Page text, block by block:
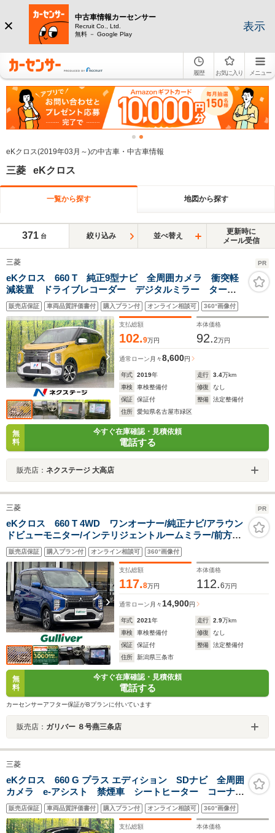
中古車情報カーセンサー
Recruit Co., Ltd.
無料 － Google Play
表示
履歴 お気に入り メニュー
eKクロス(2019年03月～)の中古車・中古車情報
三菱 eKクロス
一覧から探す 地図から探す
371 台 絞り込み 並べ替え
更新時に
メール受信
三菱 PR
eKクロス 660 T 純正9型ナビ 全周囲カメラ 衝突軽
減装置 ドライブレコーダー デジタルミラー ター
ボ LEDヘッドライト オートエアコン スマートキ
ー Bluetooth再生 フルセグ
販売店保証 車両品質評価書付 購入プラン付 オンライン相談可 360°画像付
支払総額
102.9万円
本体価格
92.2万円
通常ローン 月々8,600円
年式 2019年 走行 3.4万km
車検
車検整備付 修復
なし
保証
保証付 整備
法定整備付
住所
愛知県名古屋市緑区
無
料
今すぐ在庫確認・見積依頼
電話する
販売店： ネクステージ 大高店
三菱 PR
eKクロス 660 T 4WD ワンオーナー/純正ナビ/アラウン
ドビューモニター/インテリジェントルームミラー/前方ド
ライブレコーダー/社外アルミ付き冬タイヤ積載/ETC2.0/
前席シートヒーター/LEDヘッドライト
販売店保証 購入プラン付 オンライン相談可 360°画像付
支払総額
117.8万円
本体価格
112.6万円
通常ローン 月々14,900円
年式 2021年 走行 2.9万km
車検
車検整備付 修復
なし
保証
保証付 整備
法定整備付
住所
新潟県三条市
無
料
今すぐ在庫確認・見積依頼
電話する
カーセンサーアフター保証がBプランに付いています
販売店： ガリバー ８号燕三条店
三菱
eKクロス 660 G プラス エディション SDナビ 全周囲
カメラ e-アシスト 禁煙車 シートヒーター コーナー
センサー スマートキー LEDヘッド 純正15インチア
ルミ オートハイビーム 車線逸脱警報 オートライ
ト オートエアコン
販売店保証 車両品質評価書付 購入プラン付 オンライン相談可 360°画像付
支払総額 本体価格